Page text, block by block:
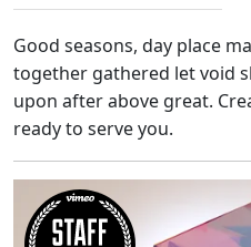
Good seasons, day place
together gathered let void
upon after above great.
ready to serve you.